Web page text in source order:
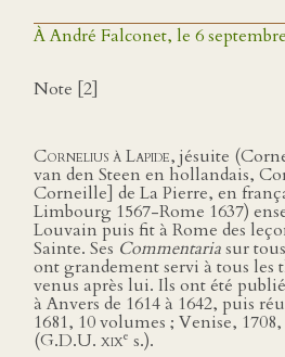
À André Falconet, le 6
Note [2]
Cornelius à Lapide, jésuite
van den Steen en hollandais,
Corneille] de La Pierre, en
Limbourg 1567-Rome 1637)
Louvain puis fit à Rome des
Sainte. Ses Commentariasur
ont grandement servi à tous les
venus après lui. Ils ont été
à Anvers de 1614 à 1642, puis
1681, 10 volumes ; Venise,
(G.D.U. xixe s.).